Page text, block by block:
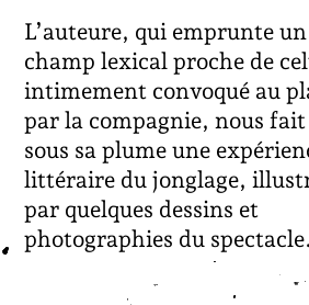
L’auteure, qui emprunte un
champ lexical proche de
intimement convoqué au
par la compagnie, nous
sous sa plume une
littéraire du jonglage,
par quelques dessins et
photographies du spectacle.